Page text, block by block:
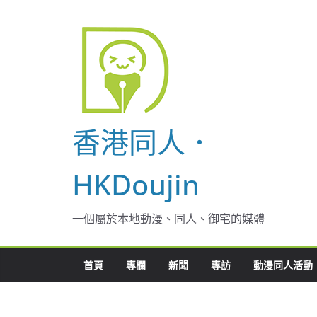
香港同人．
HKDoujin
一個屬於本地動漫、同人、御宅的媒體
首頁 專欄 新聞 專訪 動漫同人活動